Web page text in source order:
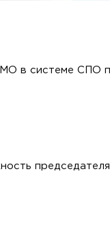
в системе СПО